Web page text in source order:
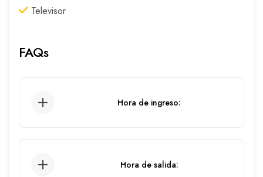
Televisor
FAQs
Hora de ingreso:
Hora de salida: